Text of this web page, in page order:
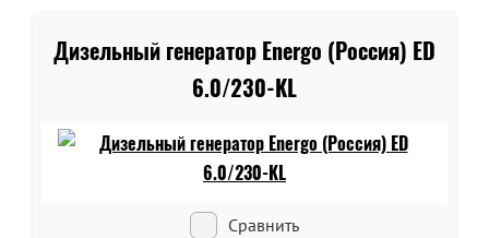
Дизельный генератор Energo (Россия) ED
6.0/230-KL
Сравнить